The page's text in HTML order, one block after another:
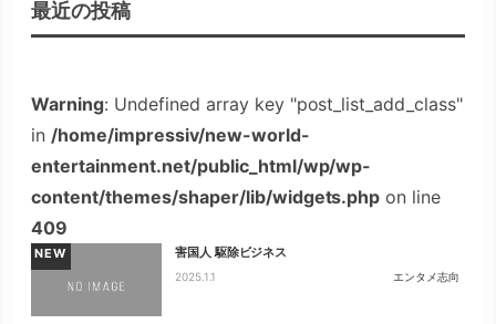
最近の投稿
Warning: Undefined array key "post_list_add_class"
in /home/impressiv/new-world-
entertainment.net/public_html/wp/wp-
content/themes/shaper/lib/widgets.php on line
409
NEW 害国人 駆除ビジネス
2025.1.1 エンタメ志向